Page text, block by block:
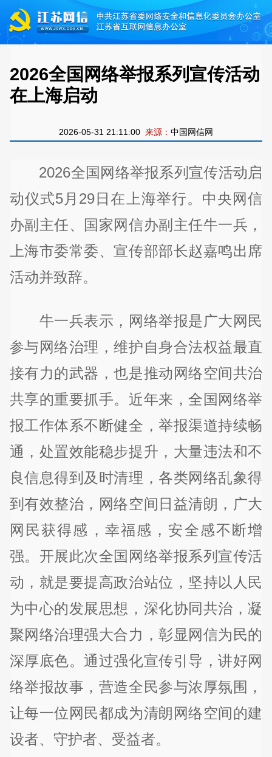
2026全国网络举报系列宣传活动
在上海启动
2026-05-31 21:11:00 来源： 中国网信网
2026全国网络举报系列宣传活动启
动仪式5月29日在上海举行。中央网信
办副主任、国家网信办副主任牛一兵，
上海市委常委、宣传部部长赵嘉鸣出席
活动并致辞。
牛一兵表示，网络举报是广大网民
参与网络治理，维护自身合法权益最直
接有力的武器，也是推动网络空间共治
共享的重要抓手。近年来，全国网络举
报工作体系不断健全，举报渠道持续畅
通，处置效能稳步提升，大量违法和不
良信息得到及时清理，各类网络乱象得
到有效整治，网络空间日益清朗，广大
网民获得感，幸福感，安全感不断增
强。开展此次全国网络举报系列宣传活
动，就是要提高政治站位，坚持以人民
为中心的发展思想，深化协同共治，凝
聚网络治理强大合力，彰显网信为民的
深厚底色。通过强化宣传引导，讲好网
络举报故事，营造全民参与浓厚氛围，
让每一位网民都成为清朗网络空间的建
设者、守护者、受益者。